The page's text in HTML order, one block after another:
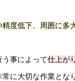
精度低下 周囲に多
事によって仕上が
に大切な作業とな